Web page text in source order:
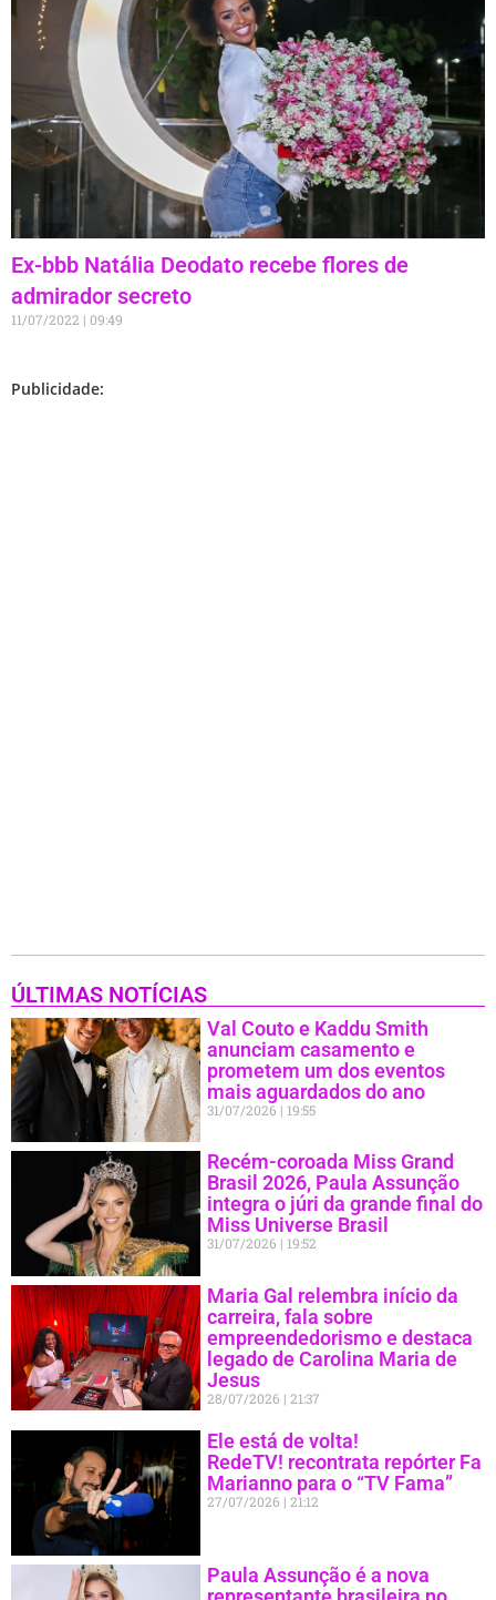
Ex-bbb Natália Deodato recebe flores de
admirador secreto
11/07/2022 09:49
Publicidade:
ÚLTIMAS NOTÍCIAS
Val Couto e Kaddu Smith
anunciam casamento e
prometem um dos eventos
mais aguardados do ano
31/07/2026 19:55
Recém-coroada Miss Grand
Brasil 2026, Paula Assunção
integra o júri da grande final do
Miss Universe Brasil
31/07/2026 19:52
Maria Gal relembra início da
carreira, fala sobre
empreendedorismo e destaca
legado de Carolina Maria de
Jesus
28/07/2026 21:37
Ele está de volta!
RedeTV! recontrata repórter Fa
Marianno para o “TV Fama”
27/07/2026 21:12
Paula Assunção é a nova